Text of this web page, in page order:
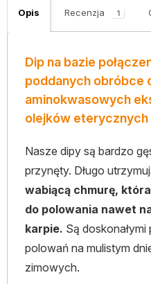
Opis Recenzja 1
Dip na bazie
poddanych obróbce
aminokwasowych
olejków eterycznych
Nasze dipy są bardzo
przynęty. Długo
wabiącą chmurę,
do polowania nawet
karpie. Są
polowań na mulistym
zimowych.